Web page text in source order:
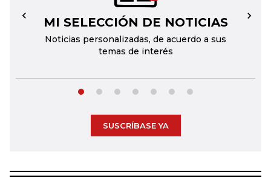
MI SELECCIÓN DE NOTICIAS
Noticias personalizadas, de acuerdo a sus
temas de interés
← →
SUSCRÍBASE YA